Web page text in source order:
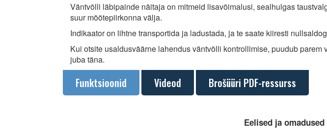
Väntvõlli läbipainde näitaja on mitmeid lisavõimalusi, sealhulgas
suur mõõtepiirkonna välja.
Indikaator on lihtne transportida ja ladustada, ja te saate kiiresti
Kui otsite usaldusväärne lahendus väntvõlli kontrollimise, puudub
juba täna.
Funktsioonid Videod Brošüüri PDF-ressurss
Eelised ja